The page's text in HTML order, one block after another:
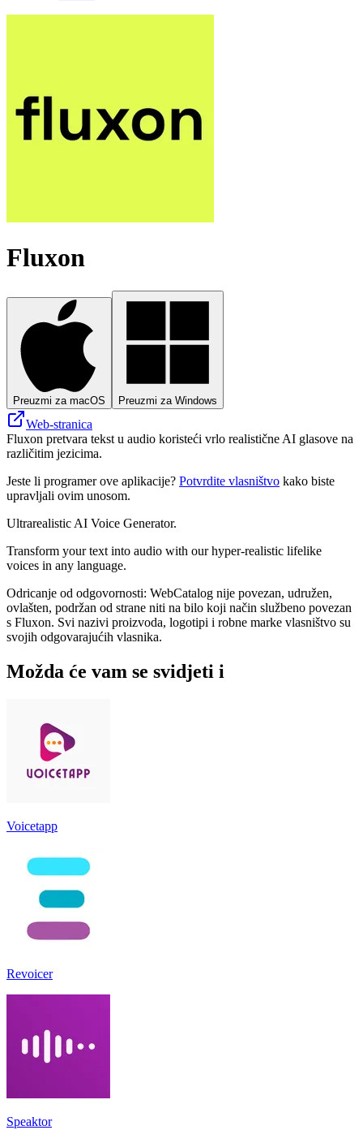
Fluxon
Preuzmi za macOS Preuzmi za Windows
Web-stranica
Fluxon pretvara tekst u audio koristeći vrlo realistične AI glasove na
različitim jezicima.
Jeste li programer ove aplikacije? Potvrdite vlasništvo kako biste
upravljali ovim unosom.
Ultrarealistic AI Voice Generator.
Transform your text into audio with our hyper-realistic lifelike
voices in any language.
Odricanje od odgovornosti: WebCatalog nije povezan, udružen,
ovlašten, podržan od strane niti na bilo koji način službeno povezan
s Fluxon. Svi nazivi proizvoda, logotipi i robne marke vlasništvo su
svojih odgovarajućih vlasnika.
Možda će vam se svidjeti i
Voicetapp
Revoicer
Speaktor